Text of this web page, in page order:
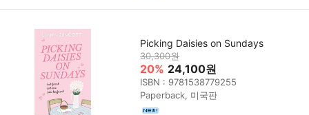
Picking Daisies on Sundays
30,300원
20% 24,100원
ISBN : 9781538779255
Paperback, 미국판